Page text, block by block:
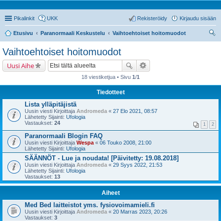
Pikalinkit UKK Kirjaudu sisään
Rekisteröidy
Etusivu Paranormaali Keskustelu
Vaihtoehtoiset hoitomuodot
Vaihtoehtoiset hoitomuodot
Uusi Aihe
18 viestiketjua • Sivu 1/1
Tiedotteet
Lista ylläpitäjistä
Uusin viesti Kirjoittaja Andromeda « 27 Elo 2021, 08:57
Lähetetty Sijainti: Ufologia
Vastaukset: 24 1 2
Paranormaali Blogin FAQ
Uusin viesti Kirjoittaja Wespa « 06 Touko 2008, 21:00
Lähetetty Sijainti: Ufologia
SÄÄNNÖT - Lue ja noudata! [Päivitetty: 19.08.2018]
Uusin viesti Kirjoittaja Andromeda « 29 Syys 2022, 21:53
Lähetetty Sijainti: Ufologia
Vastaukset: 13
Aiheet
Med Bed laitteistot yms. fysiovoimamieli.fi
Uusin viesti Kirjoittaja Andromeda « 20 Marras 2023, 20:26
Vastaukset: 3